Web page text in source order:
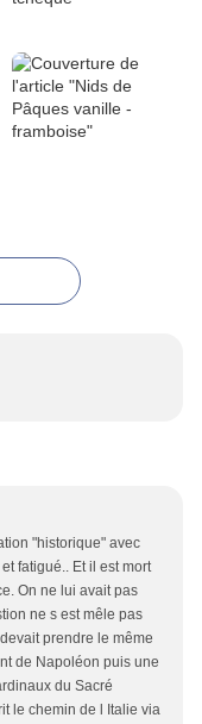
"historique" avec
fatigué.. Et il est mort
On ne lui avait pas
ne s est mêle pas
prendre le même
de Napoléon puis une
du Sacré
le chemin de l Italie via